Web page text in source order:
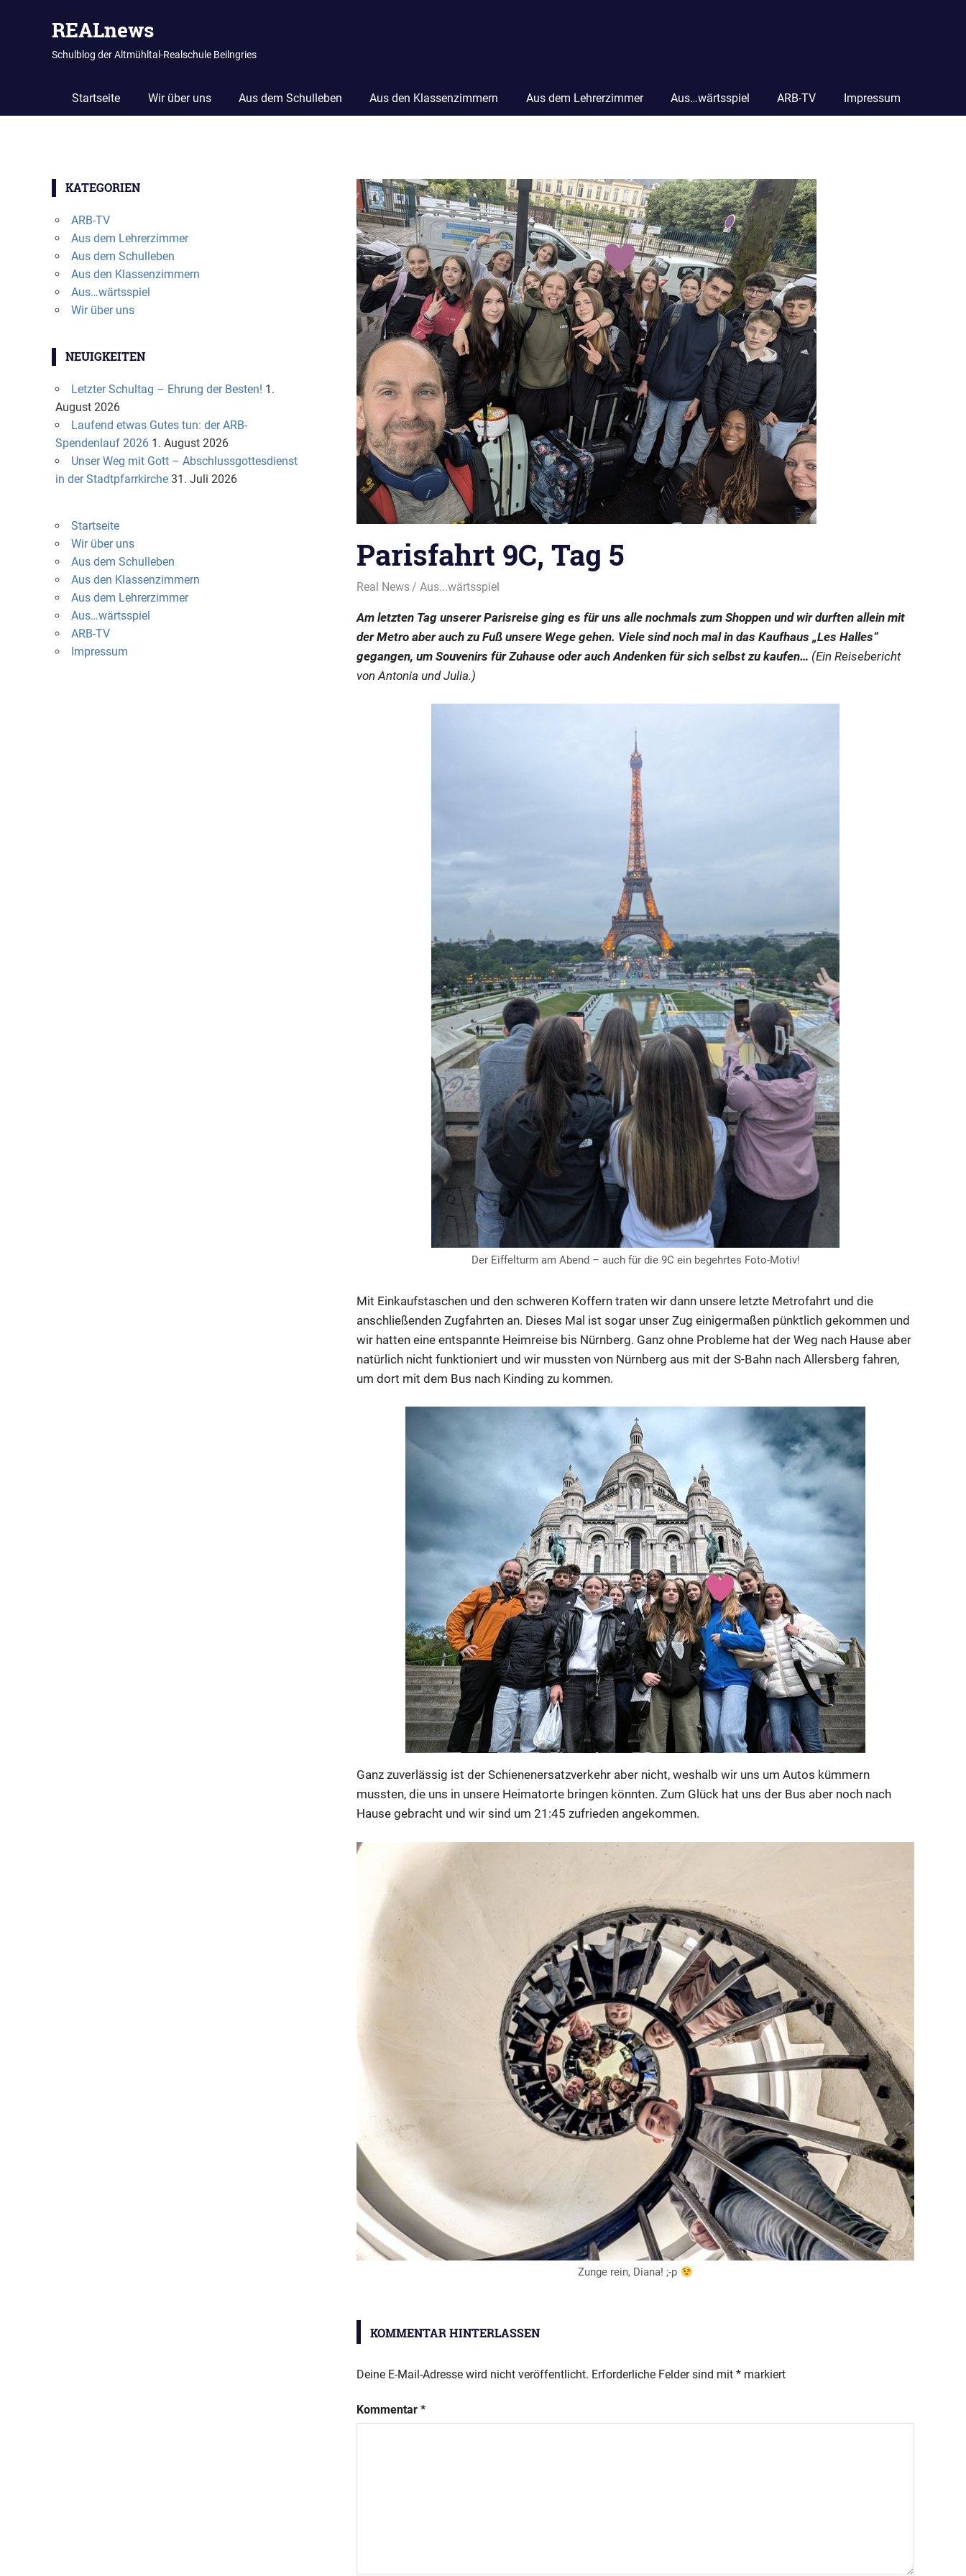
REALnews
Schulblog der Altmühltal-Realschule Beilngries
Startseite Wir über uns Aus dem Schulleben Aus den Klassenzimmern Aus dem Lehrerzimmer Aus…wärtsspiel ARB-TV Impressum
Parisfahrt 9C, Tag 5
10. Mai 2026
Real News Aus...wärtsspiel
Am letzten Tag unserer Parisreise ging es für uns alle nochmals zum Shoppen und wir durften allein mit
der Metro aber auch zu Fuß unsere Wege gehen. Viele sind noch mal in das Kaufhaus „Les Halles“
gegangen, um Souvenirs für Zuhause oder auch Andenken für sich selbst zu kaufen… (Ein Reisebericht
von Antonia und Julia.)
Der Eiffelturm am Abend – auch für die 9C ein begehrtes Foto-Motiv!
Mit Einkaufstaschen und den schweren Koffern traten wir dann unsere letzte Metrofahrt und die
anschließenden Zugfahrten an. Dieses Mal ist sogar unser Zug einigermaßen pünktlich gekommen und
wir hatten eine entspannte Heimreise bis Nürnberg. Ganz ohne Probleme hat der Weg nach Hause aber
natürlich nicht funktioniert und wir mussten von Nürnberg aus mit der S-Bahn nach Allersberg fahren,
um dort mit dem Bus nach Kinding zu kommen.
Ganz zuverlässig ist der Schienenersatzverkehr aber nicht, weshalb wir uns um Autos kümmern
mussten, die uns in unsere Heimatorte bringen könnten. Zum Glück hat uns der Bus aber noch nach
Hause gebracht und wir sind um 21:45 zufrieden angekommen.
Zunge rein, Diana! ;-p
KOMMENTAR HINTERLASSEN
Deine E-Mail-Adresse wird nicht veröffentlicht. Erforderliche Felder sind mit * markiert
Kommentar *
KATEGORIEN
ARB-TV
Aus dem Lehrerzimmer
Aus dem Schulleben
Aus den Klassenzimmern
Aus…wärtsspiel
Wir über uns
NEUIGKEITEN
Letzter Schultag – Ehrung der Besten! 1.
August 2026
Laufend etwas Gutes tun: der ARB-
Spendenlauf 2026 1. August 2026
Unser Weg mit Gott – Abschlussgottesdienst
in der Stadtpfarrkirche 31. Juli 2026
Startseite
Wir über uns
Aus dem Schulleben
Aus den Klassenzimmern
Aus dem Lehrerzimmer
Aus…wärtsspiel
ARB-TV
Impressum